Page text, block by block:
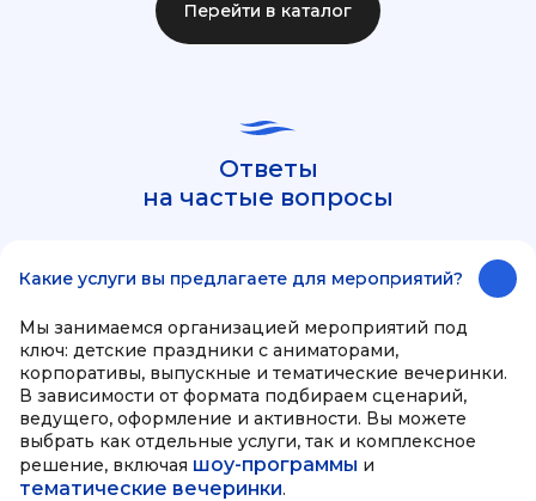
Перейти в каталог
Ответы
на частые вопросы
Какие услуги вы предлагаете для мероприятий?
Мы занимаемся организацией мероприятий под
ключ: детские праздники с аниматорами,
корпоративы, выпускные и тематические вечеринки.
В зависимости от формата подбираем сценарий,
ведущего, оформление и активности. Вы можете
выбрать как отдельные услуги, так и комплексное
решение, включая шоу-программы и
тематические вечеринки.